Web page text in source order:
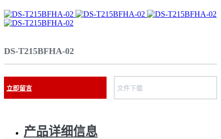
DS-T215BFHA-02
立即留言 文件下载
产品详细信息